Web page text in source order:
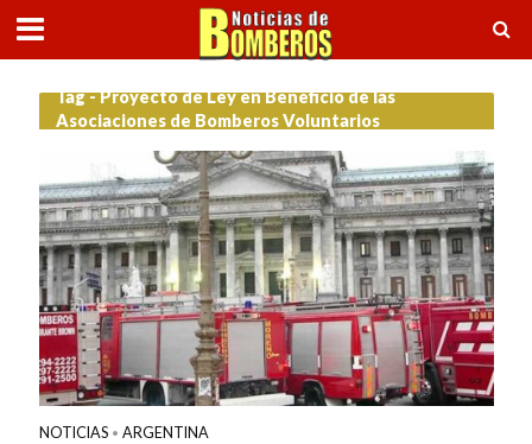
Tag - Proyecto de Ley en Beneficio de las
Asociaciones de Bomberos Voluntarios
NOTICIAS • ARGENTINA